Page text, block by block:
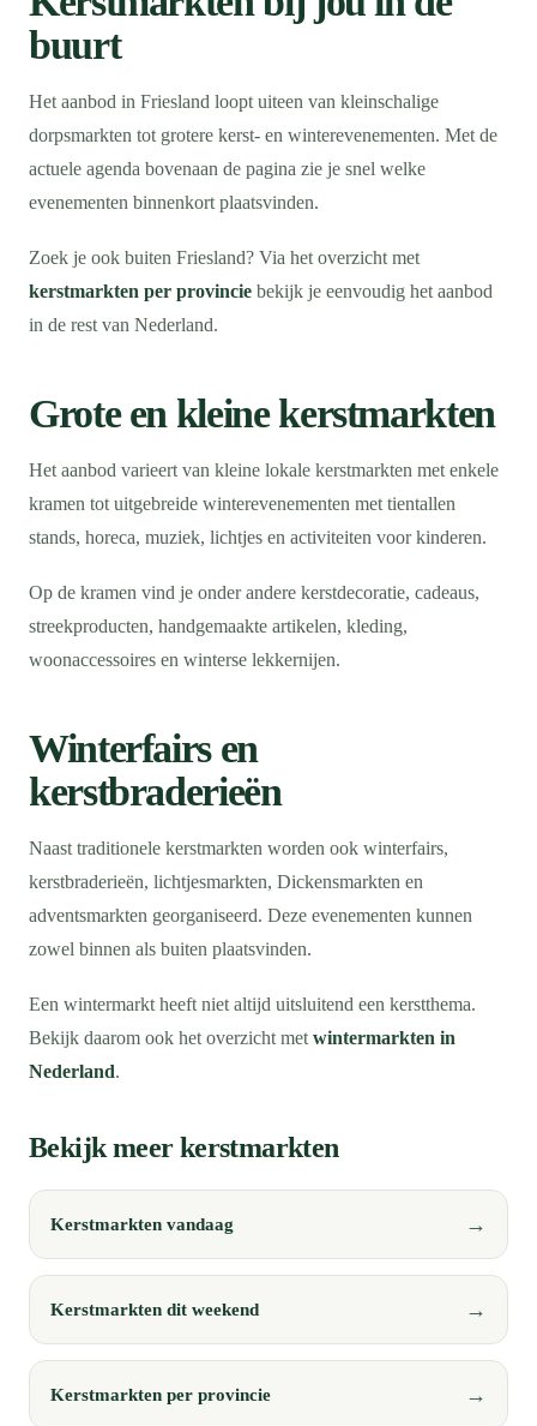
buurt
Het aanbod in Friesland loopt uiteen van kleinschalige
dorpsmarkten tot grotere kerst- en winterevenementen. Met de
actuele agenda bovenaan de pagina zie je snel welke
evenementen binnenkort plaatsvinden.
Zoek je ook buiten Friesland? Via het overzicht met
kerstmarkten per provincie bekijk je eenvoudig het aanbod
in de rest van Nederland.
Grote en kleine kerstmarkten
Het aanbod varieert van kleine lokale kerstmarkten met enkele
kramen tot uitgebreide winterevenementen met tientallen
stands, horeca, muziek, lichtjes en activiteiten voor kinderen.
Op de kramen vind je onder andere kerstdecoratie, cadeaus,
streekproducten, handgemaakte artikelen, kleding,
woonaccessoires en winterse lekkernijen.
Winterfairs en
kerstbraderieën
Naast traditionele kerstmarkten worden ook winterfairs,
kerstbraderieën, lichtjesmarkten, Dickensmarkten en
adventsmarkten georganiseerd. Deze evenementen kunnen
zowel binnen als buiten plaatsvinden.
Een wintermarkt heeft niet altijd uitsluitend een kerstthema.
Bekijk daarom ook het overzicht met wintermarkten in
Nederland.
Bekijk meer kerstmarkten
Kerstmarkten vandaag
Kerstmarkten dit weekend
Kerstmarkten per provincie